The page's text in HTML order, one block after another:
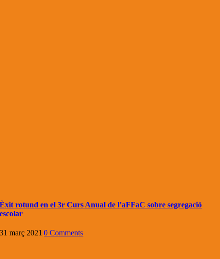
Èxit rotund en el 3r Curs Anual de l’aFFaC sobre segregació
escolar
31 març 2021 |0 Comments